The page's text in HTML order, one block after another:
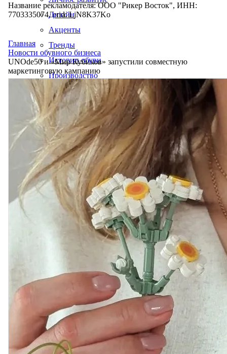
Дизайн
Акценты
Тренды
Истории обуви
Производство
Название рекламодателя: ООО "Рикер Восток", ИНН:
7703335074, erid: LjN8K37Ko
Главная
Новости обувного бизнеса
UNOde50 и «Мир Кубиков» запустили совместную
маркетинговую кампанию